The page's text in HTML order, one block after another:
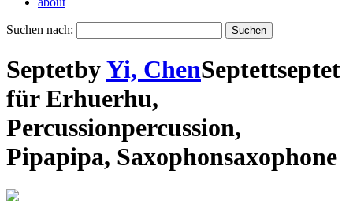
Suchen nach:
SeptetbyYi, ChenSeptettseptet
fürErhuerhu,
Percussionpercussion,
Pipapipa, Saxophonsaxophone